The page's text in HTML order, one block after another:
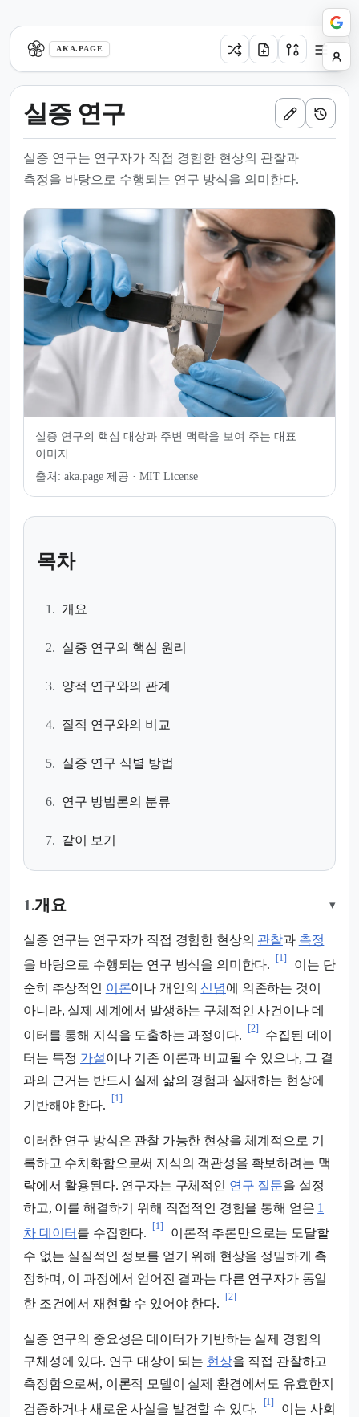
AKA.PAGE
실증 연구
실증 연구는 연구자가 직접 경험한 현상의 관찰과
측정을 바탕으로 수행되는 연구 방식을 의미한다.
실증 연구의 핵심 대상과 주변 맥락을 보여 주는 대표
이미지
출처: aka.page 제공 · MIT License
목차
1. 개요
2. 실증 연구의 핵심 원리
3. 양적 연구와의 관계
4. 질적 연구와의 비교
5. 실증 연구 식별 방법
6. 연구 방법론의 분류
7. 같이 보기
1.개요 ▾
실증 연구는 연구자가 직접 경험한 현상의 관찰과 측정
을 바탕으로 수행되는 연구 방식을 의미한다.
[1]
이는 단
순히 추상적인 이론이나 개인의 신념에 의존하는 것이
아니라, 실제 세계에서 발생하는 구체적인 사건이나 데
이터를 통해 지식을 도출하는 과정이다.
[2]
수집된 데이
터는 특정 가설이나 기존 이론과 비교될 수 있으나, 그 결
과의 근거는 반드시 실제 삶의 경험과 실재하는 현상에
기반해야 한다.
[1]
이러한 연구 방식은 관찰 가능한 현상을 체계적으로 기
록하고 수치화함으로써 지식의 객관성을 확보하려는 맥
락에서 활용된다. 연구자는 구체적인 연구 질문을 설정
하고, 이를 해결하기 위해 직접적인 경험을 통해 얻은 1
차 데이터 를 수집한다.
[1]
이론적 추론만으로는 도달할
수 없는 실질적인 정보를 얻기 위해 현상을 정밀하게 측
정하며, 이 과정에서 얻어진 결과는 다른 연구자가 동일
한 조건에서 재현할 수 있어야 한다.
[2]
실증 연구의 중요성은 데이터가 기반하는 실제 경험의
구체성에 있다. 연구 대상이 되는 현상을 직접 관찰하고
측정함으로써, 이론적 모델이 실제 환경에서도 유효한지
검증하거나 새로운 사실을 발견할 수 있다.
[1]
이는 사회